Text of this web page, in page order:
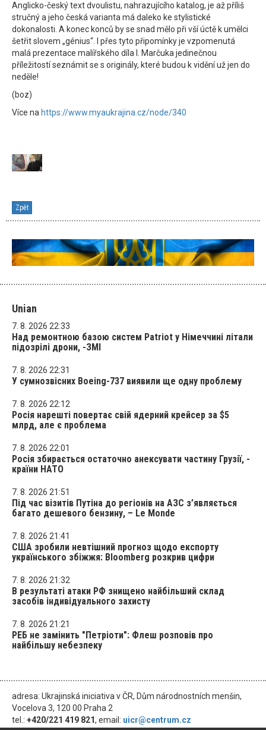
Anglicko-český text dvoulistu, nahrazujícího katalog, je až příliš
stručný a jeho česká varianta má daleko ke stylistické
dokonalosti. A konec konců by se snad mělo při vší úctě k umělci
šetřit slovem „génius“. I přes tyto připomínky je vzpomenutá
malá prezentace malířského díla I. Marčuka jedinečnou
příležitostí seznámit se s originály, které budou k vidění už jen do
neděle!
(boz)
Více na https://www.myaukrajina.cz/node/340
Zpět
Unian
7. 8. 2026 22:33
Над ремонтною базою систем Patriot у Німеччині літали
підозрілі дрони, -ЗМІ
7. 8. 2026 22:31
У сумнозвісних Boeing-737 виявили ще одну проблему
7. 8. 2026 22:12
Росія нарешті повертає свій ядерний крейсер за $5
млрд, але є проблема
7. 8. 2026 22:01
Росія збирається остаточно анексувати частину Грузії, -
країни НАТО
7. 8. 2026 21:51
Під час візитів Путіна до регіонів на АЗС з’являється
багато дешевого бензину, – Le Monde
7. 8. 2026 21:41
США зробили невтішний прогноз щодо експорту
українського збіжжя: Bloomberg розкрив цифри
7. 8. 2026 21:32
В результаті атаки РФ знищено найбільший склад
засобів індивідуального захисту
7. 8. 2026 21:21
РЕБ не замінить "Петріоти": Флеш розповів про
найбільшу небезпеку
adresa: Ukrajinská iniciativa v ČR, Dům národnostních menšin,
Vocelova 3, 120 00 Praha 2
tel.: +420/221 419 821, email: uicr@centrum.cz